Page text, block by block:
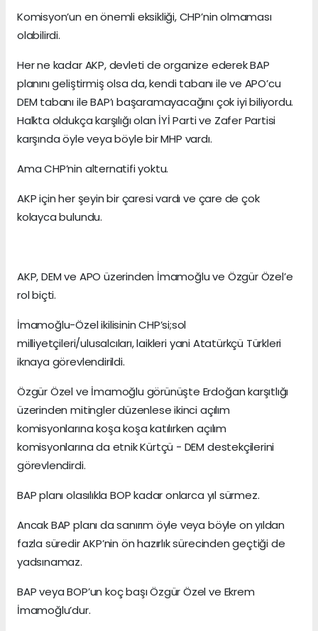
Komisyon’un en önemli eksikliği, CHP’nin olmaması
olabilirdi.
Her ne kadar AKP, devleti de organize ederek BAP
planını geliştirmiş olsa da, kendi tabanı ile ve APO’cu
DEM tabanı ile BAP’ı başaramayacağını çok iyi biliyordu.
Halkta oldukça karşılığı olan İYİ Parti ve Zafer Partisi
karşında öyle veya böyle bir MHP vardı.
Ama CHP’nin alternatifi yoktu.
AKP için her şeyin bir çaresi vardı ve çare de çok
kolayca bulundu.
AKP, DEM ve APO üzerinden İmamoğlu ve Özgür Özel’e
rol biçti.
İmamoğlu-Özel ikilisinin CHP’si;sol
milliyetçileri/ulusalcıları, laikleri yani Atatürkçü Türkleri
iknaya görevlendirildi.
Özgür Özel ve İmamoğlu görünüşte Erdoğan karşıtlığı
üzerinden mitingler düzenlese ikinci açılım
komisyonlarına koşa koşa katılırken açılım
komisyonlarına da etnik Kürtçü - DEM destekçilerini
görevlendirdi.
BAP planı olasılıkla BOP kadar onlarca yıl sürmez.
Ancak BAP planı da sanırım öyle veya böyle on yıldan
fazla süredir AKP’nin ön hazırlık sürecinden geçtiği de
yadsınamaz.
BAP veya BOP’un koç başı Özgür Özel ve Ekrem
İmamoğlu’dur.